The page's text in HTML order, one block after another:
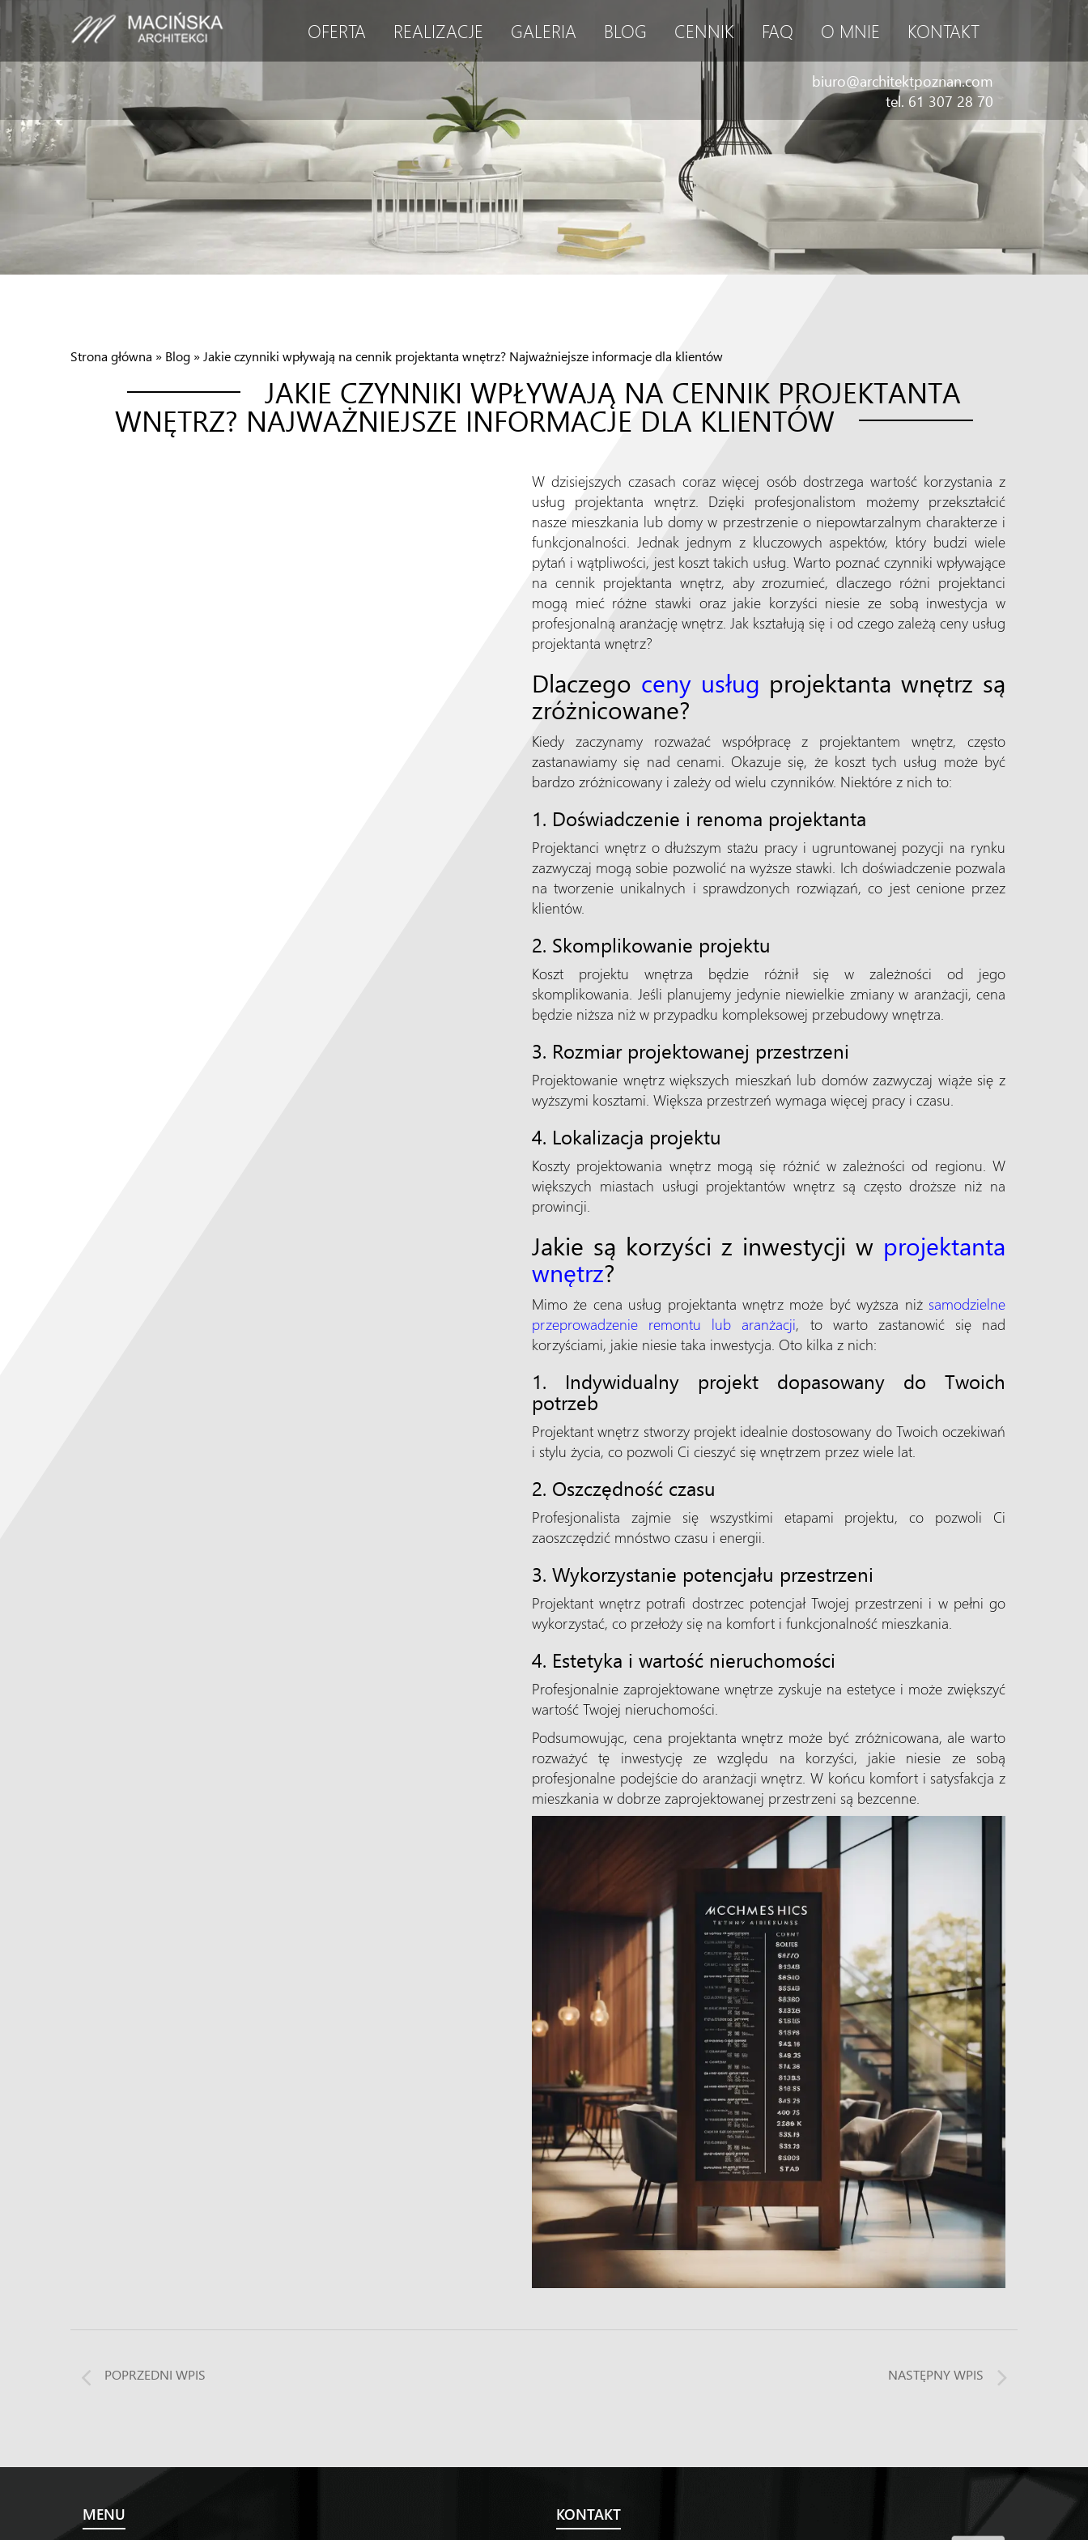
OFERTA REALIZACJE GALERIA BLOG CENNIK FAQ O MNIE KONTAKT
biuro@architektpoznan.com
tel. 61 307 28 70
Strona główna » Blog » Jakie czynniki wpływają na cennik projektanta wnętrz? Najważniejsze informacje dla klientów
JAKIE CZYNNIKI WPŁYWAJĄ NA CENNIK PROJEKTANTA
WNĘTRZ? NAJWAŻNIEJSZE INFORMACJE DLA KLIENTÓW
W dzisiejszych czasach coraz więcej osób dostrzega wartość korzystania z
usług projektanta wnętrz. Dzięki profesjonalistom możemy przekształcić
nasze mieszkania lub domy w przestrzenie o niepowtarzalnym charakterze i
funkcjonalności. Jednak jednym z kluczowych aspektów, który budzi wiele
pytań i wątpliwości, jest koszt takich usług. Warto poznać czynniki wpływające
na cennik projektanta wnętrz, aby zrozumieć, dlaczego różni projektanci
mogą mieć różne stawki oraz jakie korzyści niesie ze sobą inwestycja w
profesjonalną aranżację wnętrz. Jak kształują się i od czego zależą ceny usług
projektanta wnętrz?
Dlaczego ceny usług projektanta wnętrz są
zróżnicowane?
Kiedy zaczynamy rozważać współpracę z projektantem wnętrz, często
zastanawiamy się nad cenami. Okazuje się, że koszt tych usług może być
bardzo zróżnicowany i zależy od wielu czynników. Niektóre z nich to:
1. Doświadczenie i renoma projektanta
Projektanci wnętrz o dłuższym stażu pracy i ugruntowanej pozycji na rynku
zazwyczaj mogą sobie pozwolić na wyższe stawki. Ich doświadczenie pozwala
na tworzenie unikalnych i sprawdzonych rozwiązań, co jest cenione przez
klientów.
2. Skomplikowanie projektu
Koszt projektu wnętrza będzie różnił się w zależności od jego
skomplikowania. Jeśli planujemy jedynie niewielkie zmiany w aranżacji, cena
będzie niższa niż w przypadku kompleksowej przebudowy wnętrza.
3. Rozmiar projektowanej przestrzeni
Projektowanie wnętrz większych mieszkań lub domów zazwyczaj wiąże się z
wyższymi kosztami. Większa przestrzeń wymaga więcej pracy i czasu.
4. Lokalizacja projektu
Koszty projektowania wnętrz mogą się różnić w zależności od regionu. W
większych miastach usługi projektantów wnętrz są często droższe niż na
prowincji.
Jakie są korzyści z inwestycji w projektanta
wnętrz?
Mimo że cena usług projektanta wnętrz może być wyższa niż samodzielne
przeprowadzenie remontu lub aranżacji, to warto zastanowić się nad
korzyściami, jakie niesie taka inwestycja. Oto kilka z nich:
1. Indywidualny projekt dopasowany do Twoich
potrzeb
Projektant wnętrz stworzy projekt idealnie dostosowany do Twoich oczekiwań
i stylu życia, co pozwoli Ci cieszyć się wnętrzem przez wiele lat.
2. Oszczędność czasu
Profesjonalista zajmie się wszystkimi etapami projektu, co pozwoli Ci
zaoszczędzić mnóstwo czasu i energii.
3. Wykorzystanie potencjału przestrzeni
Projektant wnętrz potrafi dostrzec potencjał Twojej przestrzeni i w pełni go
wykorzystać, co przełoży się na komfort i funkcjonalność mieszkania.
4. Estetyka i wartość nieruchomości
Profesjonalnie zaprojektowane wnętrze zyskuje na estetyce i może zwiększyć
wartość Twojej nieruchomości.
Podsumowując, cena projektanta wnętrz może być zróżnicowana, ale warto
rozważyć tę inwestycję ze względu na korzyści, jakie niesie ze sobą
profesjonalne podejście do aranżacji wnętrz. W końcu komfort i satysfakcja z
mieszkania w dobrze zaprojektowanej przestrzeni są bezcenne.
POPRZEDNI WPIS NASTĘPNY WPIS
MENU KONTAKT